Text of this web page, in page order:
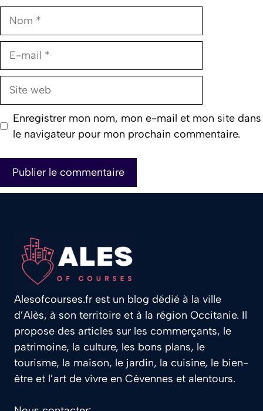
Nom
E-
Site
Enregistrer mon nom, mon e-mail et mon site dans
le navigateur pour mon prochain commentaire.
Alesofcourses.fr est un blog dédié à la ville
d’Alès, à son territoire et à la région Occitanie. Il
propose des articles sur les commerçants, le
patrimoine, la culture, les bons plans, le
tourisme, la maison, le jardin, la cuisine, le bien-
être et l’art de vivre en Cévennes et alentours.